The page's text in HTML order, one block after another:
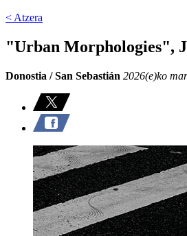
< Atzera
"Urban Morphologies",
Donostia / San Sebastián 2026(e)ko